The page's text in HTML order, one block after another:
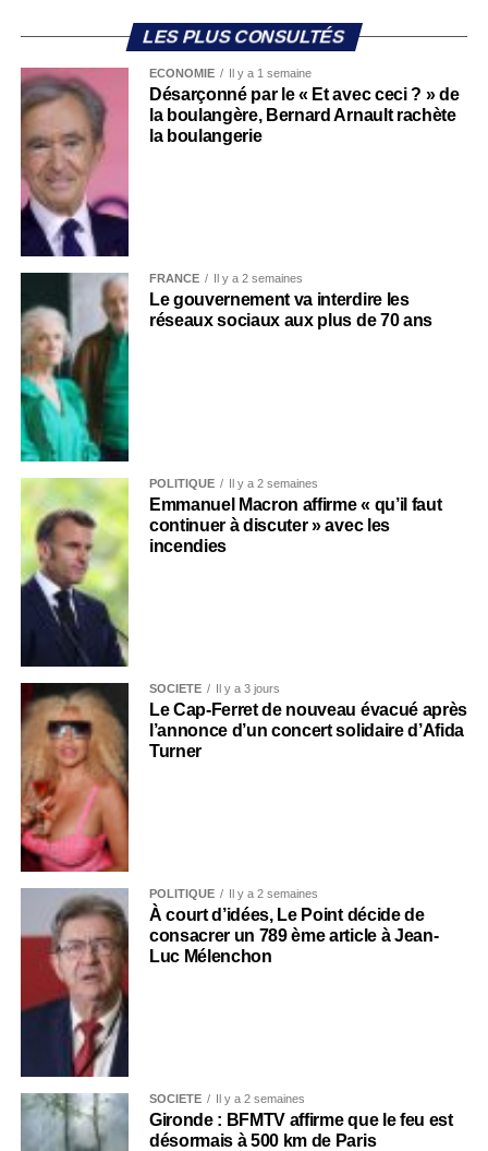
LES PLUS CONSULTÉS
ECONOMIE Il y a 1 semaine
Désarçonné par le « Et avec ceci ? » de
la boulangère, Bernard Arnault rachète
la boulangerie
FRANCE Il y a 2 semaines
Le gouvernement va interdire les
réseaux sociaux aux plus de 70 ans
POLITIQUE Il y a 2 semaines
Emmanuel Macron affirme « qu’il faut
continuer à discuter » avec les
incendies
SOCIÉTÉ Il y a 3 jours
Le Cap-Ferret de nouveau évacué après
l’annonce d’un concert solidaire d’Afida
Turner
POLITIQUE Il y a 2 semaines
À court d’idées, Le Point décide de
consacrer un 789 ème article à Jean-
Luc Mélenchon
SOCIÉTÉ Il y a 2 semaines
Gironde : BFMTV affirme que le feu est
désormais à 500 km de Paris